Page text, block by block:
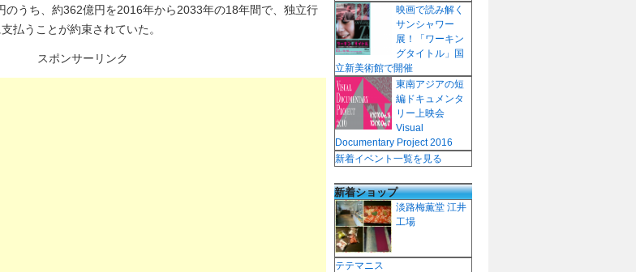
のうち、約362億円を2016年から2033年の18年間で、独立行
払うことが約束されていた。
スポンサーリンク
映画で読み解く
サンシャワー
展！「ワーキン
グタイトル」国
立新美術館で開催
東南アジアの短
編ドキュメンタ
リー上映会
Visual
Documentary Project 2016
新着イベント一覧を見る
新着ショップ
淡路梅薫堂 江井
工場
テテマニス